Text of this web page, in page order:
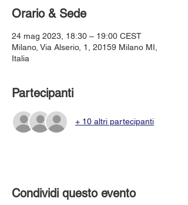
Orario & Sede
24 mag 2023, 18:30 – 19:00 CEST
Milano, Via Alserio, 1, 20159 Milano MI,
Italia
Partecipanti
+ 10 altri partecipanti
Condividi questo evento